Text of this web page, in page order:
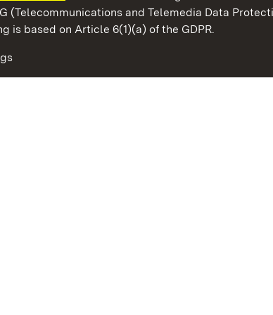
(Telecommunications and Telemedia Data
is based on Article 6(1)(a) of the GDPR.
Gardens of Baden-Wuerttemberg